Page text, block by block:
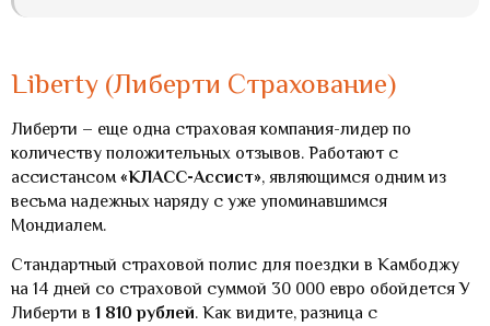
Liberty (Либерти Страхование)
Либерти – еще одна страховая компания-лидер по
количеству положительных отзывов. Работают с
ассистансом«КЛАСС-Ассист», являющимся одним из
весьма надежных наряду с уже упоминавшимся
Мондиалем.
Стандартный страховой полис для поездки в Камбоджу
на 14 дней со страховой суммой 30 000 евро обойдется У
Либерти в 1 810 рублей. Как видите, разница с